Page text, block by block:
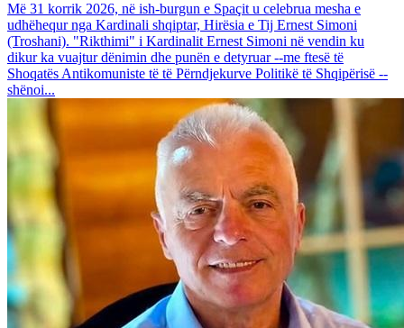
Më 31 korrik 2026, në ish-burgun e Spaçit u celebrua mesha e
udhëhequr nga Kardinali shqiptar, Hirësia e Tij Ernest Simoni
(Troshani). "Rikthimi" i Kardinalit Ernest Simoni në vendin ku
dikur ka vuajtur dënimin dhe punën e detyruar --me ftesë të
Shoqatës Antikomuniste të të Përndjekurve Politikë të Shqipërisë --
shënoi...